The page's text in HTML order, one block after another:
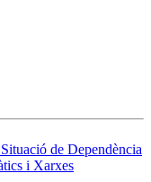
de Dependència
i Xarxes